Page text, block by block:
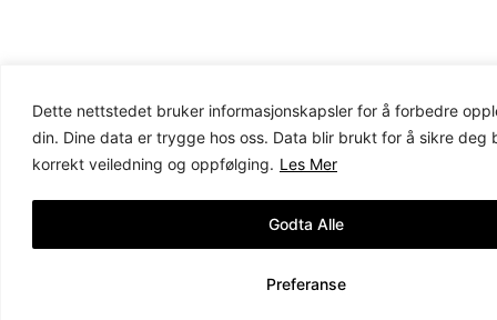
Dette nettstedet bruker informasjonskapsler for å forbedre
din. Dine data er trygge hos oss. Data blir brukt for å sikre deg
korrekt veiledning og oppfølging. Les Mer
Preferanse
Godta Alle